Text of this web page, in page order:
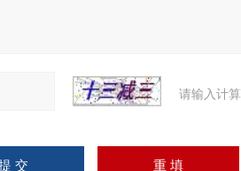
请输入计